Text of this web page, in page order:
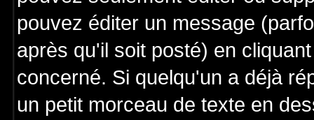
pouvez éditer un message
après qu'il soit posté) en
concerné. Si quelqu'un a déjà
un petit morceau de texte en